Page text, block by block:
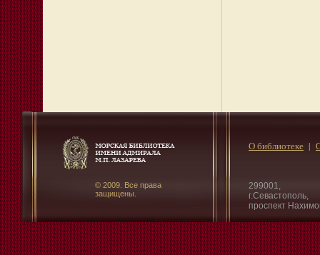
© 2009. Все права
защищены.
299001,
г.Севастополь,
проспект
О библиотеке